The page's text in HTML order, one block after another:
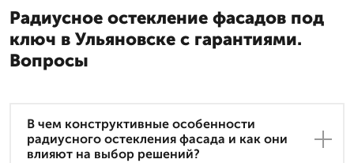
Радиусное остекление фасадов под
ключ в Ульяновске с гарантиями.
Вопросы
В чем конструктивные особенности
радиусного остекления фасада и как они
влияют на выбор решений?